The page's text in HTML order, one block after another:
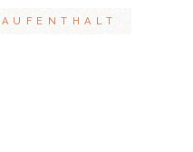
AUFENTHALT